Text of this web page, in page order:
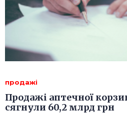
продажі
Продажі аптечної
сягнули 60,2 млрд грн